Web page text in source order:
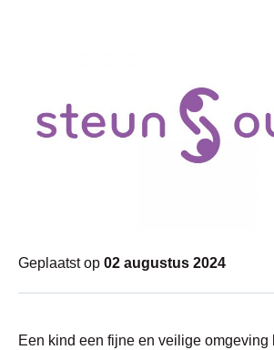
Geplaatst op 02 augustus 2024
Een kind een fijne en veilige omgeving